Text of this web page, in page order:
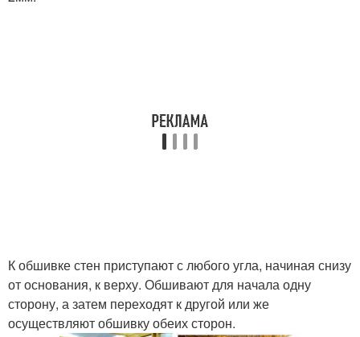
К обшивке стен приступают с любого угла, начиная снизу
от основания, к верху. Обшивают для начала одну
сторону, а затем переходят к другой или же
осуществляют обшивку обеих сторон.